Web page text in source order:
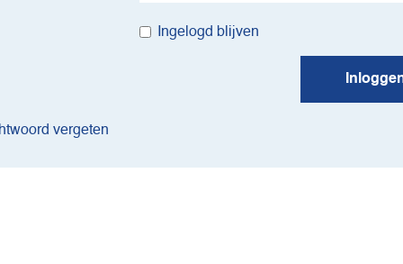
Ingelogd blijven
vergeten